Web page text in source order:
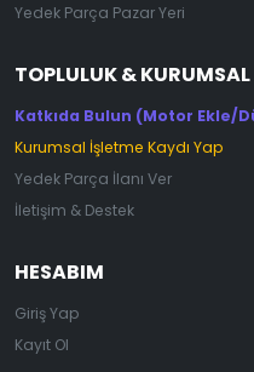
Yedek Parça Pazar Yeri
TOPLULUK & KURUMSAL
Katkıda Bulun (Motor Ekle/
Kurumsal İşletme Kaydı Yap
Yedek Parça İlanı Ver
İletişim & Destek
HESABIM
Giriş Yap
Kayıt Ol